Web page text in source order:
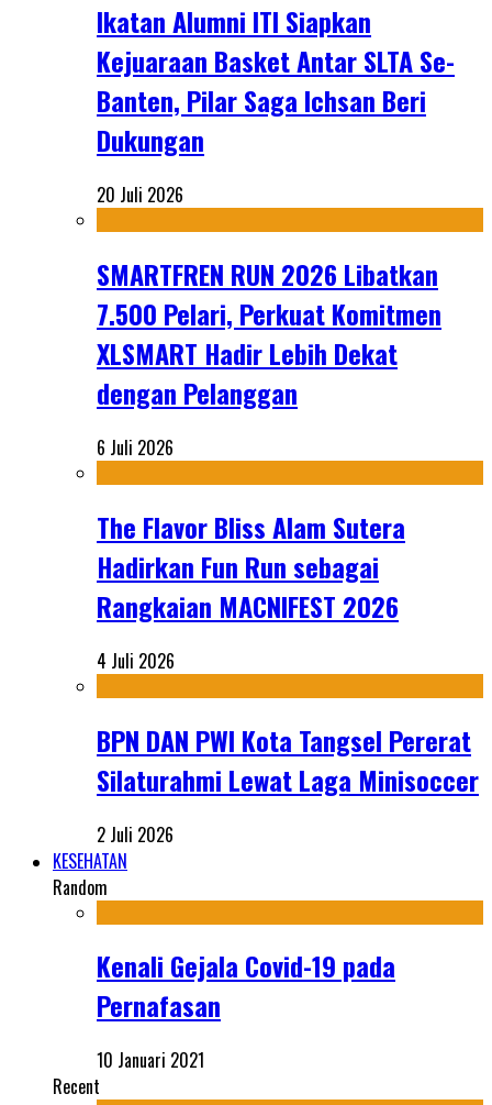
Ikatan Alumni ITI Siapkan
Kejuaraan Basket Antar SLTA Se-
Banten, Pilar Saga Ichsan Beri
Dukungan
20 Juli 2026
SMARTFREN RUN 2026 Libatkan
7.500 Pelari, Perkuat Komitmen
XLSMART Hadir Lebih Dekat
dengan Pelanggan
6 Juli 2026
The Flavor Bliss Alam Sutera
Hadirkan Fun Run sebagai
Rangkaian MACNIFEST 2026
4 Juli 2026
BPN DAN PWI Kota Tangsel Pererat
Silaturahmi Lewat Laga Minisoccer
2 Juli 2026
KESEHATAN
Random
Kenali Gejala Covid-19 pada
Pernafasan
10 Januari 2021
Recent